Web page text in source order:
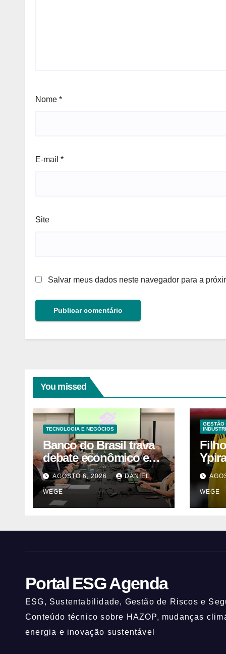
Nome *
E-mail *
Site
Salvar meus dados neste navegador para a
You missed
TECNOLOGIA E NEGÓCIOS
Banco do Brasil trava
debate econômico e
condiciona avanços à
decisão da Fenaban |
Contec Brasil
AGOSTO 6, 2026 DANIEL
WEGE
GESTÃO
WEGE
Portal ESG Agenda
ESG, Sustentabilidade, Gestão de Riscos e
Conteúdo técnico sobre HAZOP, mudanças
energia e inovação sustentável